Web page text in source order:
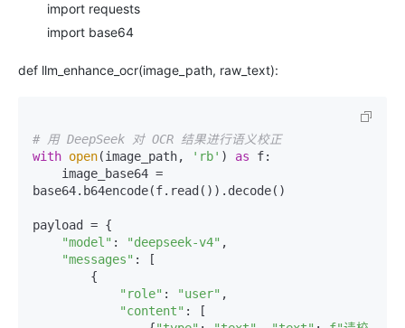
import requests
import base64
def llm_enhance_ocr(image_path, raw_text):
# 用 DeepSeek 对 OCR 结果进行语义校正
with open(image_path, 'rb' ) as f:
base64.b64encode(f.read()).decode()
payload = {
"model" : "deepseek-v4" ,
"messages" : [
"role" : "user" ,
"content" : [